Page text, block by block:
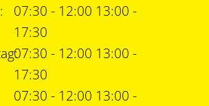
07:30 - 12:00 13:00 -
17:30
07:30 - 12:00 13:00 -
17:30
07:30 - 12:00 13:00 -